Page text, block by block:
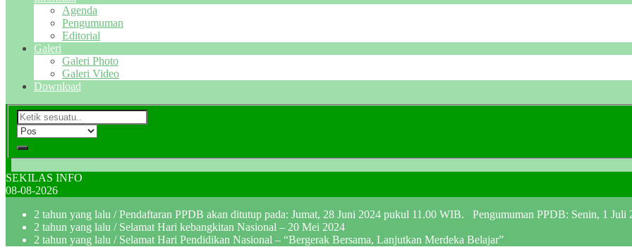
Agenda
Pengumuman
Editorial
Galeri
Galeri Photo
Galeri Video
Download
SEKILAS INFO
08-08-2026
2 tahun yang lalu / Pendaftaran PPDB akan ditutup pada: Jumat, 28 Juni 2024 pukul 11.00 WIB. Pengumuman PPDB: Senin, 1 Juli
2 tahun yang lalu / Selamat Hari kebangkitan Nasional – 20 Mei 2024
2 tahun yang lalu / Selamat Hari Pendidikan Nasional – “Bergerak Bersama, Lanjutkan Merdeka Belajar”